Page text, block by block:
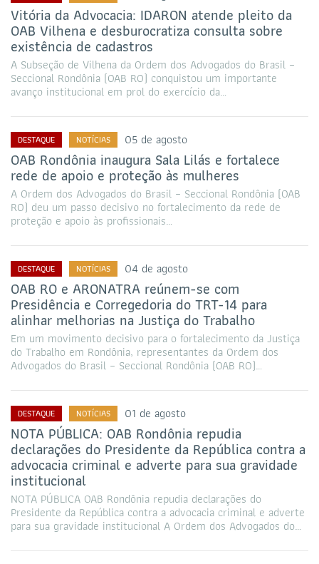
Vitória da Advocacia: IDARON atende pleito da
OAB Vilhena e desburocratiza consulta sobre
existência de cadastros
A Subseção de Vilhena da Ordem dos Advogados do Brasil –
Seccional Rondônia (OAB RO) conquistou um importante
avanço institucional em prol do exercício da…
DESTAQUE NOTÍCIAS 05 de agosto
OAB Rondônia inaugura Sala Lilás e fortalece
rede de apoio e proteção às mulheres
A Ordem dos Advogados do Brasil – Seccional Rondônia (OAB
RO) deu um passo decisivo no fortalecimento da rede de
proteção e apoio às profissionais…
DESTAQUE NOTÍCIAS 04 de agosto
OAB RO e ARONATRA reúnem-se com
Presidência e Corregedoria do TRT-14 para
alinhar melhorias na Justiça do Trabalho
Em um movimento decisivo para o fortalecimento da Justiça
do Trabalho em Rondônia, representantes da Ordem dos
Advogados do Brasil – Seccional Rondônia (OAB RO)…
DESTAQUE NOTÍCIAS 01 de agosto
NOTA PÚBLICA: OAB Rondônia repudia
declarações do Presidente da República contra a
advocacia criminal e adverte para sua gravidade
institucional
NOTA PÚBLICA OAB Rondônia repudia declarações do
Presidente da República contra a advocacia criminal e adverte
para sua gravidade institucional A Ordem dos Advogados do…